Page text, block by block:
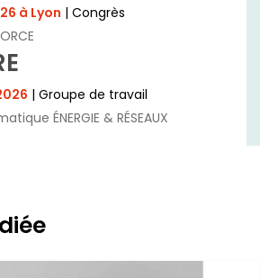
à Lyon | Congrès
| Groupe de travail
ÉNERGIE & RÉSEAUX